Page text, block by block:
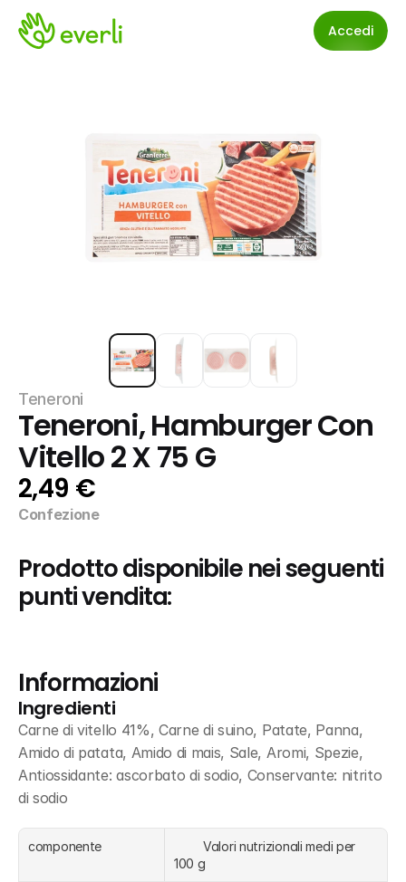
Accedi
Teneroni
Teneroni, Hamburger Con
Vitello 2 X 75 G
2,49 €
Confezione
Prodotto disponibile nei seguenti
punti vendita:
Informazioni
Ingredienti
Carne di vitello 41%, Carne di suino, Patate, Panna,
Amido di patata, Amido di mais, Sale, Aromi, Spezie,
Antiossidante: ascorbato di sodio, Conservante: nitrito
di sodio
componente
100 g